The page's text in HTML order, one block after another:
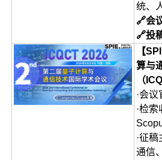
统、
🔗会
🔗投
【
算与
（
·会
·检
·征
通信